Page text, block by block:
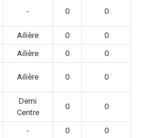
- 0 0
Ailière 0
0
Ailière 0
0
Ailière 0 0
Demi
Centre
0 0
- 0
0